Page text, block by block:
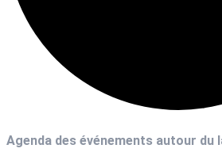
Agenda des événements autour du